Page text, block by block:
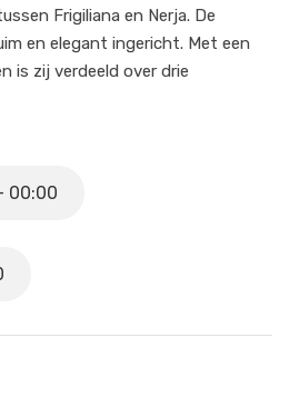
Frigiliana en Nerja. De
en elegant ingericht. Met een
is zij verdeeld over drie
privézwembad, perfect voor
over drie verdiepingen.
ideaal om koffie te
00:00